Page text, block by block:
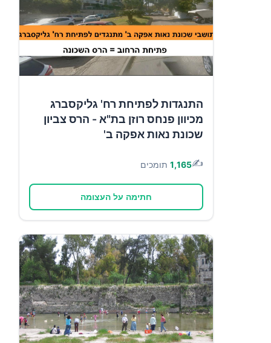
התנגדות לפתיחת רח' גליקסברג
מכיוון פנחס רוזן בת"א - הרס צביון
שכונת נאות אפקה ב'
✍️
1,165 תומכים
חתימה על העצומה